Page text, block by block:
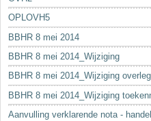
OPLOVH5
BBHR 8 mei 2014
BBHR 8 mei 2014_Wijziging
BBHR 8 mei 2014_Wijziging
BBHR 8 mei 2014_Wijziging
Aanvulling verklarende nota -